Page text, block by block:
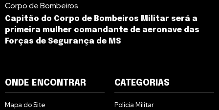
Corpo de Bombeiros
Capitão do Corpo de Bombeiros Militar será a
primeira mulher comandante de aeronave das
Forças de Segurança de MS
ONDE ENCONTRAR
Mapa do Site
CATEGORIAS
Polícia Militar